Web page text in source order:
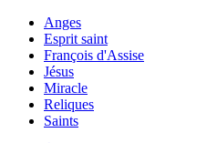
Anges
Esprit saint
François d'Assise
Jésus
Miracle
Reliques
Saints